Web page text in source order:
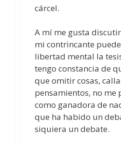
cárcel.
A mí me gusta
mi contrincante
libertad mental la
tengo constancia de
que omitir cosas,
pensamientos, no
como ganadora de
que ha habido un
siquiera un debate.